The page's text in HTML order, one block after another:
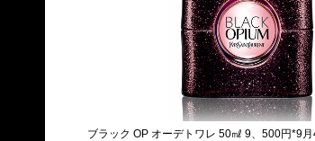
ブラック OP オーデトワレ 50㎖ 9、500円*9